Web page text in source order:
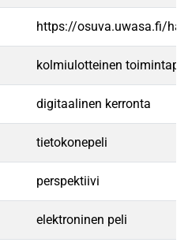
https://osuva.uwasa.fi/
kolmiulotteinen
digitaalinen kerronta
tietokonepeli
perspektiivi
elektroninen peli